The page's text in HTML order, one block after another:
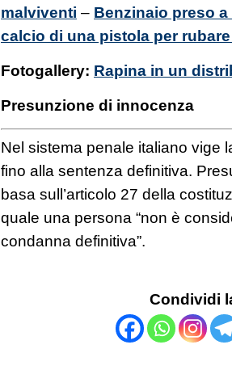
malviventi – Benzinaio preso
calcio di una pistola per
Fotogallery: Rapina in un
Presunzione di innocenza
Nel sistema penale italiano vige
fino alla sentenza definitiva.
basa sull’articolo 27 della
quale una persona “non è
condanna definitiva”.
Condividi